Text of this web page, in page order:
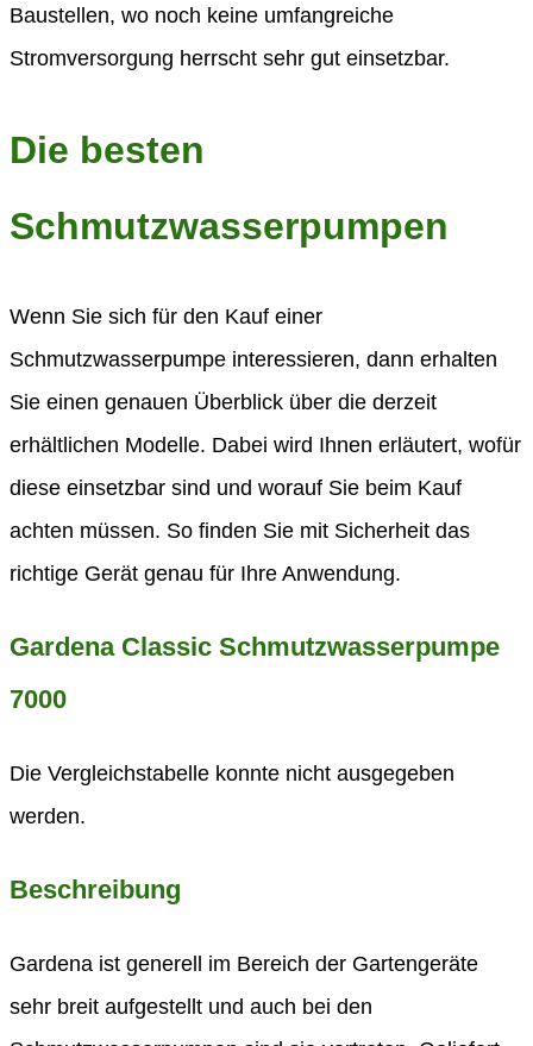
Baustellen, wo noch keine umfangreiche
Stromversorgung herrscht sehr gut einsetzbar.
Die besten
Schmutzwasserpumpen
Wenn Sie sich für den Kauf einer
Schmutzwasserpumpe interessieren, dann erhalten
Sie einen genauen Überblick über die derzeit
erhältlichen Modelle. Dabei wird Ihnen erläutert, wofür
diese einsetzbar sind und worauf Sie beim Kauf
achten müssen. So finden Sie mit Sicherheit das
richtige Gerät genau für Ihre Anwendung.
Gardena Classic Schmutzwasserpumpe
7000
Die Vergleichstabelle konnte nicht ausgegeben
werden.
Beschreibung
Gardena ist generell im Bereich der Gartengeräte
sehr breit aufgestellt und auch bei den